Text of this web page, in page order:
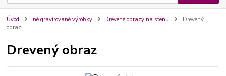
Úvod Iné gravírované výrobky Drevené obrazy na stenu
Drevený
obraz
Drevený obraz